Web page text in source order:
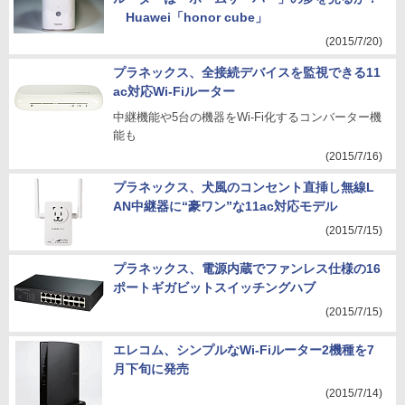
Huawei「honor cube」
(2015/7/20)
プラネックス、全接続デバイスを監視できる11
ac対応Wi-Fiルーター
中継機能や5台の機器をWi-Fi化するコンバーター機
能も
(2015/7/16)
プラネックス、犬風のコンセント直挿し無線L
AN中継器に“豪ワン”な11ac対応モデル
(2015/7/15)
プラネックス、電源内蔵でファンレス仕様の16
ポートギガビットスイッチングハブ
(2015/7/15)
エレコム、シンプルなWi-Fiルーター2機種を7
月下旬に発売
(2015/7/14)